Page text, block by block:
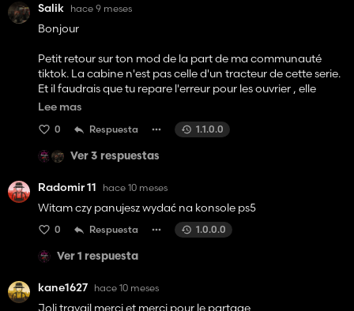
Salik hace 9 meses
Bonjour
Petit retour sur ton mod de la part de ma communauté
tiktok. La cabine n'est pas celle d'un tracteur de cette serie.
Et il faudrais que tu repare l'erreur pour les ouvrier , elle
prend 2 seconde à corriger ( vien en mp si besoin ).
Bonne journée, bon travail quand même et merci
Lee mas
0 Respuesta 1.1.0.0
Ver 3 respuestas
Radomir 11 hace 10 meses
Witam czy panujesz wydać na konsole ps5
0 Respuesta 1.0.0.0
Ver 1 respuesta
kane1627 hace 10 meses
Joli travail merci et merci pour le partage